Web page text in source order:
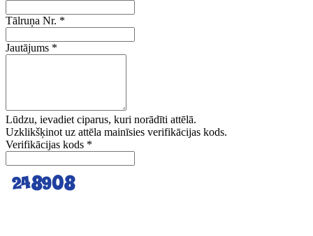
Tālruņa Nr. *
Jautājums *
Lūdzu, ievadiet ciparus, kuri norādīti attēlā.
Uzklikšķinot uz attēla mainīsies verifikācijas kods.
Verifikācijas kods *